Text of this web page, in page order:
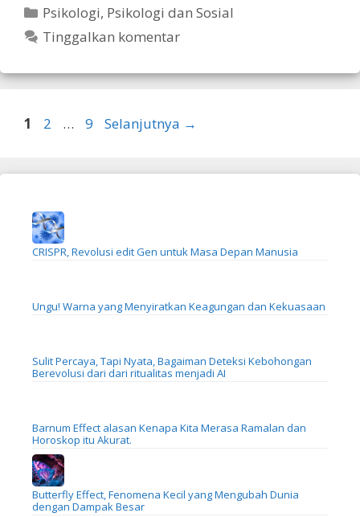
Kategori
Psikologi, Psikologi dan Sosial
Tinggalkan komentar
Halaman
1 Halaman
2 … Halaman
9 Selanjutnya →
CRISPR, Revolusi edit Gen untuk Masa Depan Manusia
Ungu! Warna yang Menyiratkan Keagungan dan Kekuasaan
Sulit Percaya, Tapi Nyata, Bagaiman Deteksi Kebohongan
Berevolusi dari dari ritualitas menjadi AI
Barnum Effect alasan Kenapa Kita Merasa Ramalan dan
Horoskop itu Akurat.
Butterfly Effect, Fenomena Kecil yang Mengubah Dunia
dengan Dampak Besar